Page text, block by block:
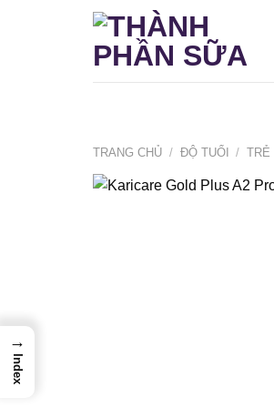
TRANG CHỦ / ĐỘ TUỔI / TRẺ
→
Index